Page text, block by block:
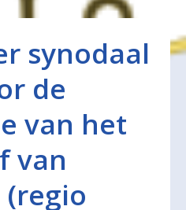
synodaal
de
van het
van
(regio